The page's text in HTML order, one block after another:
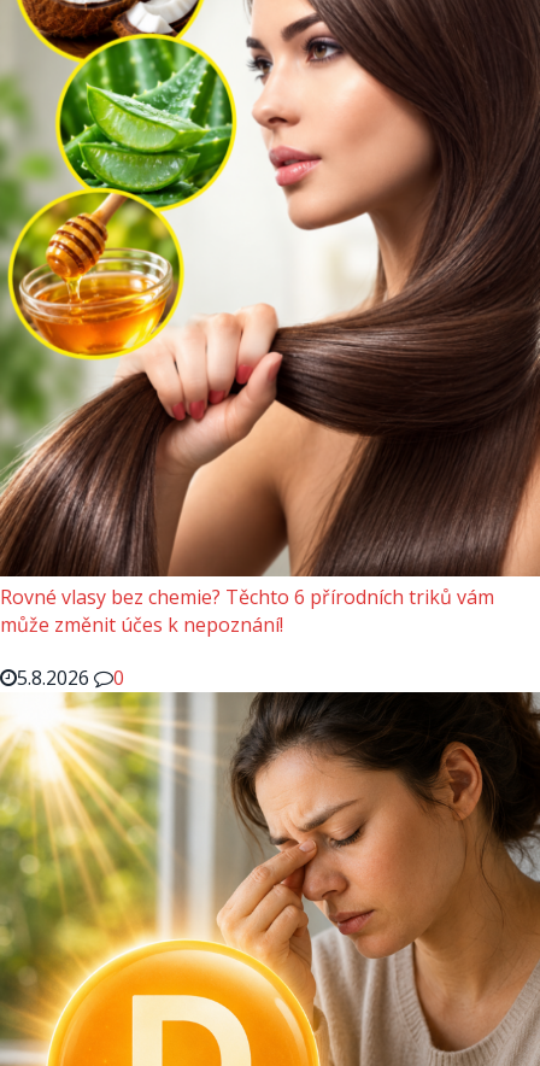
Rovné vlasy bez chemie? Těchto 6 přírodních triků vám
může změnit účes k nepoznání!
5.8.2026
0